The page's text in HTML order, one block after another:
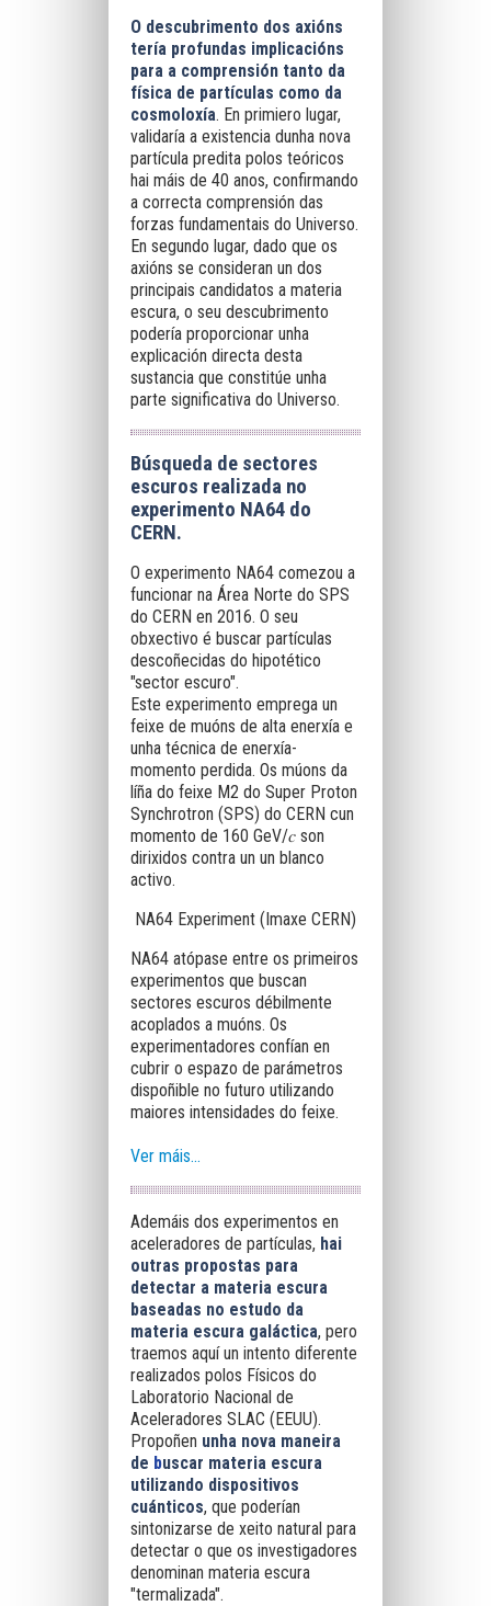
O descubrimento dos axións
tería profundas implicacións
para a comprensión tanto da
física de partículas como da
cosmoloxía. En primiero lugar,
validaría a existencia dunha nova
partícula predita polos teóricos
hai máis de 40 anos, confirmando
a correcta comprensión das
forzas fundamentais do Universo.
En segundo lugar, dado que os
axións se consideran un dos
principais candidatos a materia
escura, o seu descubrimento
podería proporcionar unha
explicación directa desta
sustancia que constitúe unha
parte significativa do Universo.
Búsqueda de sectores
escuros realizada no
experimento NA64 do
CERN.
O experimento NA64 comezou a
funcionar na Área Norte do SPS
do CERN en 2016. O seu
obxectivo é buscar partículas
descoñecidas do hipotético
"sector escuro".
Este experimento emprega un
feixe de muóns de alta enerxía e
unha técnica de enerxía-
momento perdida. Os múons da
líña do feixe M2 do Super Proton
Synchrotron (SPS) do CERN cun
momento de 160 GeV/𝑐 son
dirixidos contra un un blanco
activo.
NA64 Experiment (Imaxe CERN)
NA64 atópase entre os primeiros
experimentos que buscan
sectores escuros débilmente
acoplados a muóns. Os
experimentadores confían en
cubrir o espazo de parámetros
dispoñible no futuro utilizando
maiores intensidades do feixe.
Ver máis...
Ademáis dos experimentos en
aceleradores de partículas, hai
outras propostas para
detectar a materia escura
baseadas no estudo da
materia escura galáctica, pero
traemos aquí un intento diferente
realizados polos Físicos do
Laboratorio Nacional de
Aceleradores SLAC (EEUU).
Propoñen unha nova maneira
de buscar materia escura
utilizando dispositivos
cuánticos, que poderían
sintonizarse de xeito natural para
detectar o que os investigadores
denominan materia escura
"termalizada".